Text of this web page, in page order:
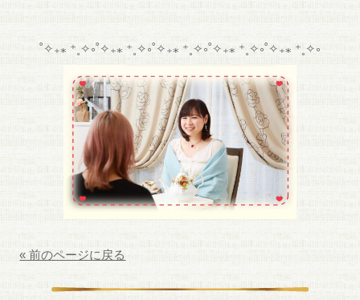
˚✧₊⁎ ⁺˳✧༚˚✧₊⁎ ⁺˳✧༚˚✧₊⁎ ⁺˳✧༚˚✧₊⁎ ⁺˳✧༚˚✧₊⁎ ⁺˳✧༚
« 前のページに戻る